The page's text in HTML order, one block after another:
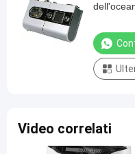
bambini
Video correlati